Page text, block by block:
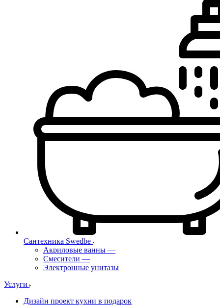
Сантехника Swedbe
Акриловые ванны —
Смесители —
Электронные унитазы
Услуги
Дизайн проект кухни в подарок